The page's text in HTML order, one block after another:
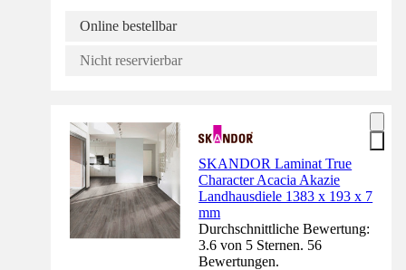
Online bestellbar
Nicht reservierbar
SKANDOR Laminat True
Character Acacia Akazie
Landhausdiele 1383 x 193 x 7
mm
Durchschnittliche Bewertung:
3.6 von 5 Sternen. 56
Bewertungen.